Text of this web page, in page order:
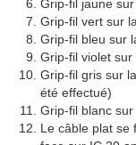
Grip-fil jaune
Grip-fil vert sur
Grip-fil bleu sur
Grip-fil violet sur
Grip-fil gris sur
été effectué)
Grip-fil blanc
Le câble plat se